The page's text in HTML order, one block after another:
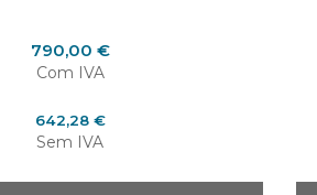
Preço
790,00 €
Com IVA
Preço
642,28 €
Sem IVA